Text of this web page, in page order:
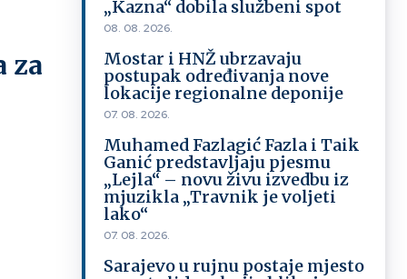
za
„Kazna“ dobila službeni spot
08. 08. 2026.
Mostar i HNŽ ubrzavaju
postupak određivanja nove
lokacije regionalne deponije
07. 08. 2026.
Muhamed Fazlagić Fazla i Taik
Ganić predstavljaju pjesmu
„Lejla“ – novu živu izvedbu iz
mjuzikla „Travnik je voljeti
lako“
07. 08. 2026.
Sarajevo u rujnu postaje mjesto